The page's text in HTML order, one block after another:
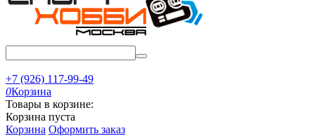
+7 (926) 117-99-49
0Корзина
Товары в корзине:
Корзина пуста
Корзина Оформить заказ